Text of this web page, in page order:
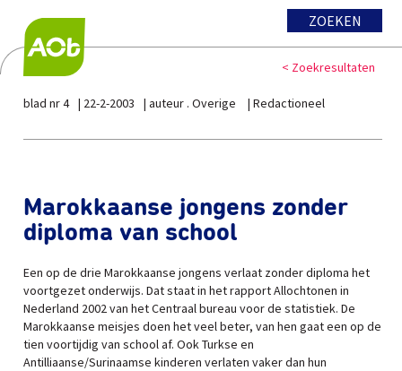
ZOEKEN
< Zoekresultaten
blad nr 4 22-2-2003 auteur . Overige Redactioneel
Marokkaanse jongens zonder
diploma van school
Een op de drie Marokkaanse jongens verlaat zonder diploma het
voortgezet onderwijs. Dat staat in het rapport Allochtonen in
Nederland 2002 van het Centraal bureau voor de statistiek. De
Marokkaanse meisjes doen het veel beter, van hen gaat een op de
tien voortijdig van school af. Ook Turkse en
Antilliaanse/Surinaamse kinderen verlaten vaker dan hun